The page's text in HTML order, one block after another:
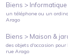
Biens >
un téléphone ou un
Arago
Biens > Maison &
des objets d'occasion
rue Arago